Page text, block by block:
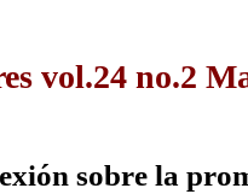
vol.24 no.2
sobre la